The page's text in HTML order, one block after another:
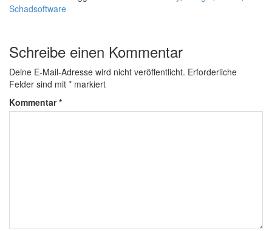
Schadsoftware
Schreibe einen Kommentar
Deine E-Mail-Adresse wird nicht veröffentlicht. Erforderliche
Felder sind mit * markiert
Kommentar*